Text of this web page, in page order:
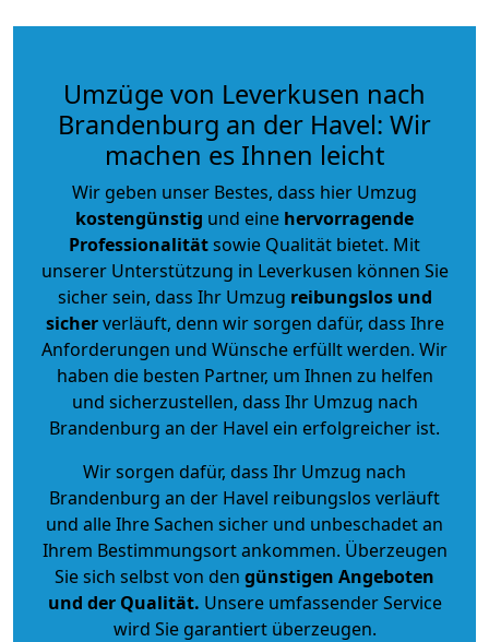
Umzüge von Leverkusen nach
Brandenburg an der Havel: Wir
machen es Ihnen leicht
Wir geben unser Bestes, dass hier Umzug
kostengünstig und eine hervorragende
Professionalitätsowie Qualität bietet. Mit
unserer Unterstützung in Leverkusen können Sie
sicher sein, dass Ihr Umzug reibungslos und
sicherverläuft, denn wir sorgen dafür, dass Ihre
Anforderungen und Wünsche erfüllt werden. Wir
haben die besten Partner, um Ihnen zu helfen
und sicherzustellen, dass Ihr Umzug nach
Brandenburg an der Havel ein erfolgreicher ist.
Wir sorgen dafür, dass Ihr Umzug nach
Brandenburg an der Havel reibungslos verläuft
und alle Ihre Sachen sicher und unbeschadet an
Ihrem Bestimmungsort ankommen. Überzeugen
Sie sich selbst von den günstigen Angeboten
und der Qualität. Unsere umfassender Service
wird Sie garantiert überzeugen.